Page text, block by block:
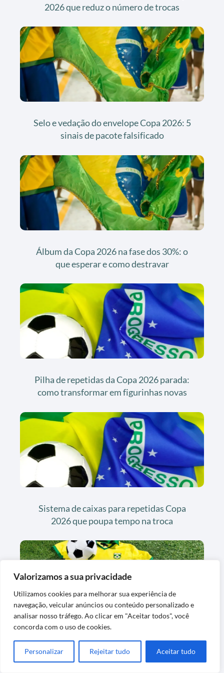
Valorizamos a sua privacidade
Utilizamos cookies para melhorar sua experiência de
navegação, veicular anúncios ou conteúdo personalizado e
analisar nosso tráfego. Ao clicar em "Aceitar todos", você
concorda com o uso de cookies.
Personalizar Rejeitar tudo Aceitar tudo
2026 que reduz o número de trocas
Selo e vedação do envelope Copa 2026: 5
sinais de pacote falsificado
Álbum da Copa 2026 na fase dos 30%: o
que esperar e como destravar
Pilha de repetidas da Copa 2026 parada:
como transformar em figurinhas novas
Sistema de caixas para repetidas Copa
2026 que poupa tempo na troca
2026 valem o esforço?